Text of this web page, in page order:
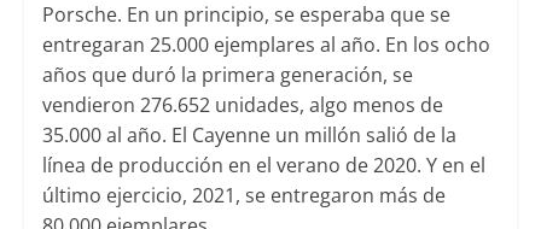
Porsche. En un principio, se esperaba que se
entregaran 25.000 ejemplares al año. En los ocho
años que duró la primera generación, se
vendieron 276.652 unidades, algo menos de
35.000 al año. El Cayenne un millón salió de la
línea de producción en el verano de 2020. Y en el
último ejercicio, 2021, se entregaron más de